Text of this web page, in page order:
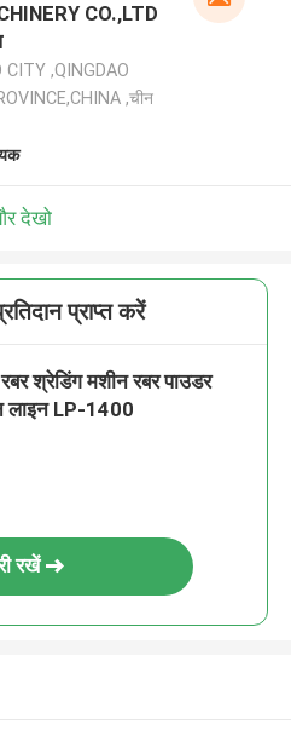
CO.,LTD
CITY ,QINGDAO
,चीन
देखो
प्राप्त करें
श्रेडिंग मशीन रबर पाउडर
लाइन LP-1400
रखें